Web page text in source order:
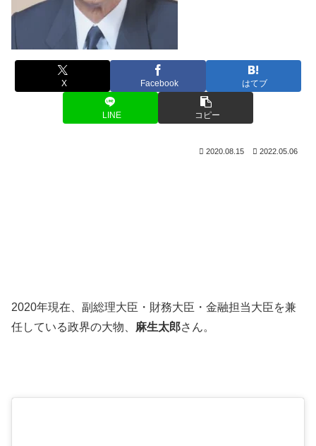
X Facebook はてブ
LINE コピー
2020.08.15 2022.05.06
2020年現在、副総理大臣・財務大臣・金融担当大臣を兼
任している政界の大物、 麻生太郎さん。